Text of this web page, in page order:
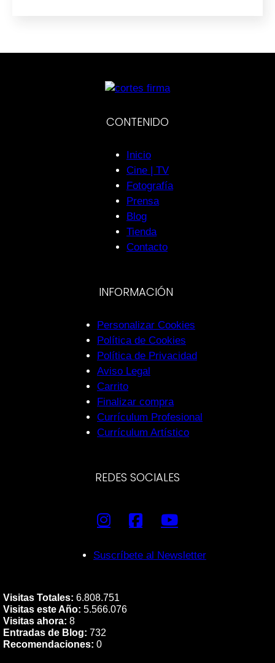
CONTENIDO
Inicio
Cine | TV
Fotografía
Prensa
Blog
Tienda
Contacto
INFORMACIÓN
Personalizar Cookies
Política de Cookies
Política de Privacidad
Aviso Legal
Carrito
Finalizar compra
Currículum Profesional
Currículum Artístico
REDES SOCIALES
Suscríbete al Newsletter
Visitas Totales: 6.808.751
Visitas este Año: 5.566.076
Visitas ahora: 8
Entradas de Blog: 732
Recomendaciones: 0